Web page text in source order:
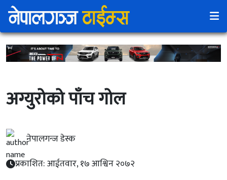
अग्युरोको पाँच गोल
नेपालगन्ज डेस्क
प्रकाशित: आईतवार, १७ आश्विन २०७२